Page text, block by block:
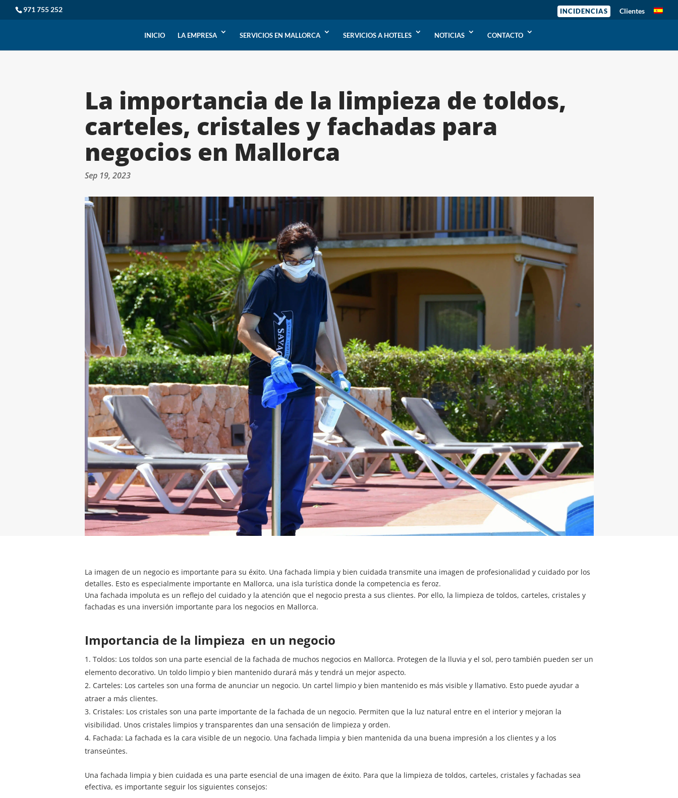
971 755 252 INCIDENCIAS Clientes
INICIO LA EMPRESA SERVICIOS EN MALLORCA SERVICIOS A HOTELES NOTICIAS CONTACTO
La importancia de la limpieza de toldos,
carteles, cristales y fachadas para
negocios en Mallorca
Sep 19, 2023
La imagen de un negocio es importante para su éxito. Una fachada limpia y bien cuidada transmite una imagen de profesionalidad y cuidado por los
detalles. Esto es especialmente importante en Mallorca, una isla turística donde la competencia es feroz.
Una fachada impoluta es un reflejo del cuidado y la atención que el negocio presta a sus clientes. Por ello, la limpieza de toldos, carteles, cristales y
fachadas es una inversión importante para los negocios en Mallorca.
Importancia de la limpieza en un negocio
Toldos: Los toldos son una parte esencial de la fachada de muchos negocios en Mallorca. Protegen de la lluvia y el sol, pero también pueden ser un
elemento decorativo. Un toldo limpio y bien mantenido durará más y tendrá un mejor aspecto.
Carteles: Los carteles son una forma de anunciar un negocio. Un cartel limpio y bien mantenido es más visible y llamativo. Esto puede ayudar a
atraer a más clientes.
Cristales: Los cristales son una parte importante de la fachada de un negocio. Permiten que la luz natural entre en el interior y mejoran la
visibilidad. Unos cristales limpios y transparentes dan una sensación de limpieza y orden.
Fachada: La fachada es la cara visible de un negocio. Una fachada limpia y bien mantenida da una buena impresión a los clientes y a los
transeúntes.
Una fachada limpia y bien cuidada es una parte esencial de una imagen de éxito. Para que la limpieza de toldos, carteles, cristales y fachadas sea
efectiva, es importante seguir los siguientes consejos: